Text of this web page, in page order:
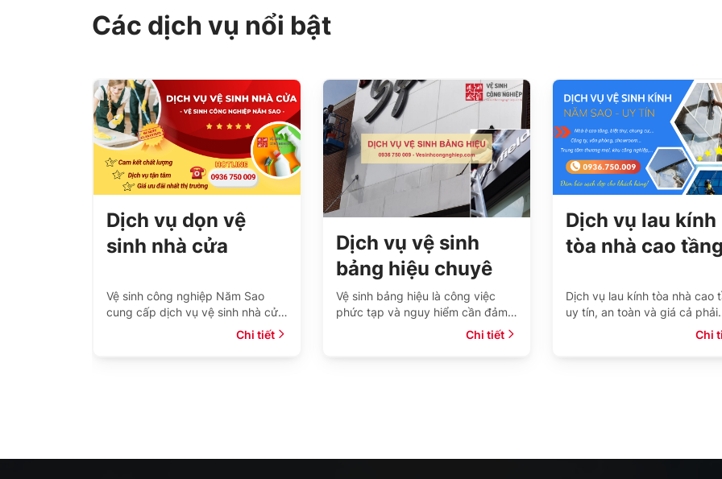
Các dịch vụ nổi bật
Dịch vụ dọn vệ
sinh nhà cửa
nghiệp | Giá rẻ
Vệ sinh công nghiệp Năm Sao
cung cấp dịch vụ vệ sinh nhà cửa
chuyên nghiệp với giá chỉ từ
30k/m2 tại TP.HCM. Xem ngay
Chi tiết
Dịch vụ vệ sinh
bảng hiệu chuyên
nghiệp tại TPHCM
Vệ sinh bảng hiệu là công việc
phức tạp và nguy hiểm cần đảm
bảo đủ công cụ bổ trợ: giàn giáo,
thang hay dây đu cứu sinh và
Chi tiết
Dịch vụ lau kính
tòa nhà cao tầng
tốt
Dịch vụ lau kính tòa nhà cao
uy tín, an toàn và giá cả phải
02836067875 để được báo
Chi